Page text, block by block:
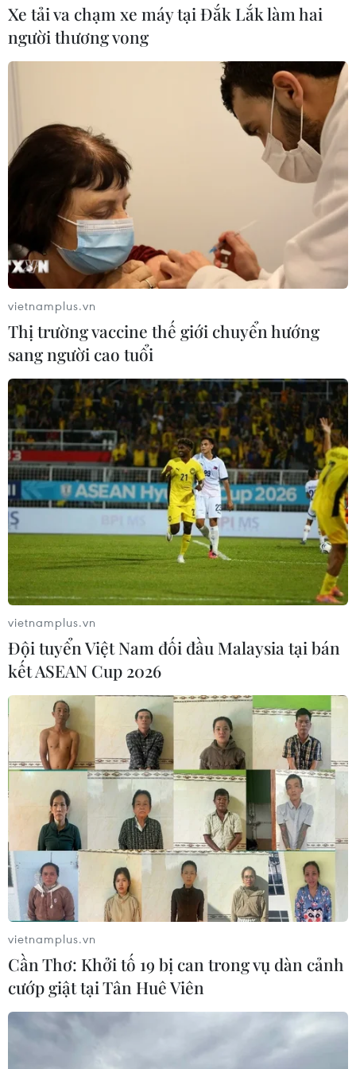
động mạch bằng hóa chất.
Bệnh viện Cần Thơ cứu sống mẹ con sản
phụ bị sốt xuất huyết nguy kịch
14/11/2019 08:57
Thai phụ mang thai tuần thứ thứ 38, bị sốt xuất huyết
nguy kịch, sau khi sinh 1 bé trai, sản phụ bị băng huyết
do đờ tử cung, giảm tiểu cầu, các bác sỹ đã phẫu thuật
kịp thời cứu sống bệnh nhân.
Xe tải va chạm xe máy tại Đắk Lắk làm hai
người thương vong
vietnamplus.vn
Thị trường vaccine thế giới chuyển hướng
sang người cao tuổi
vietnamplus.vn
Đội tuyển Việt Nam đối đầu Malaysia tại bán
kết ASEAN Cup 2026
vietnamplus.vn
Cần Thơ: Khởi tố 19 bị can trong vụ dàn cảnh
cướp giật tại Tân Huê Viên